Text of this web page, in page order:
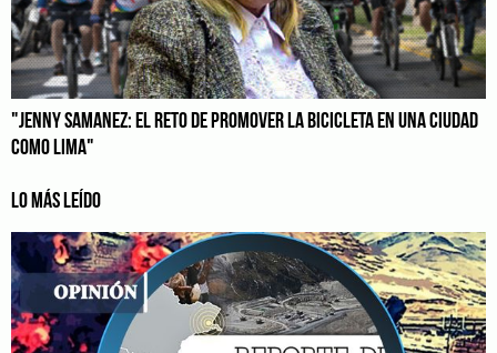
"JENNY SAMANEZ: EL RETO DE PROMOVER LA BICICLETA EN UNA CIUDAD
COMO LIMA"
LO MÁS LEÍDO